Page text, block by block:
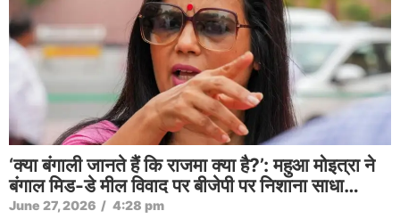
‘क्या बंगाली जानते हैं कि राजमा क्या है?’: महुआ मोइत्रा ने
बंगाल मिड-डे मील विवाद पर बीजेपी पर निशाना साधा…
June 27, 2026 / 4:28 pm